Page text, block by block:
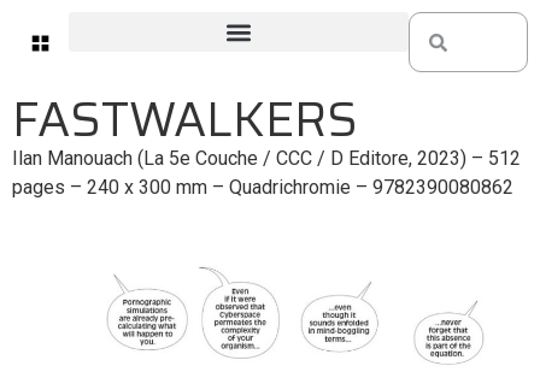
FASTWALKERS
Ilan Manouach (La 5e Couche / CCC / D Editore, 2023) – 512
pages – 240 x 300 mm – Quadrichromie – 9782390080862